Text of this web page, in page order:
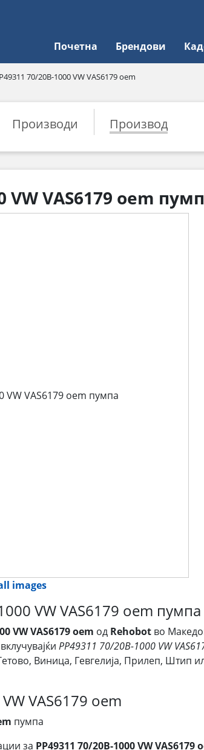
Почетна Брендови
70/20B-1000 VW VAS6179 oem
Производи Производ
VW VAS6179 oem
images
VW VAS6179 oem
VW VAS6179 oem од Rehobot во
PP49311 70/20B-1000 VW
Виница, Гевгелија, Прилеп, Штип
VAS6179 oem
пумпа
за PP49311 70/20B-1000 VW VAS6179